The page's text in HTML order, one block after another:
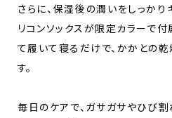
さらに、保湿後の潤いをしっか
リコンソックスが限定カラーで
て履いて寝るだけで、かかとの
す。
毎日のケアで、ガサガサやひび